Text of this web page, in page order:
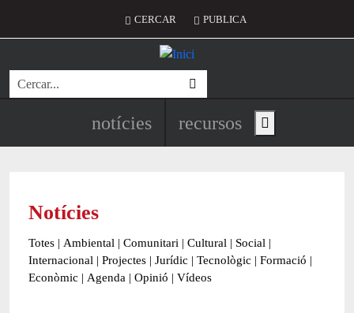
Menú del compte d'usuari
CERCAR PUBLICA
Cerca
Navegació principal de
notícies recursos Show main menu
Notícies
Totes | Ambiental | Comunitari | Cultural | Social |
Internacional | Projectes | Jurídic | Tecnològic | Formació |
Econòmic | Agenda | Opinió | Vídeos